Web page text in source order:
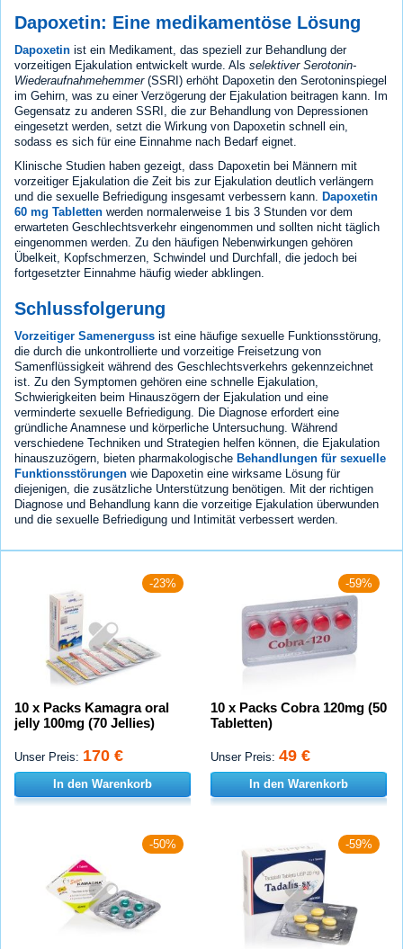
Dapoxetin: Eine medikamentöse Lösung
Dapoxetin ist ein Medikament, das speziell zur Behandlung der
vorzeitigen Ejakulation entwickelt wurde. Als selektiver Serotonin-
Wiederaufnahmehemmer(SSRI) erhöht Dapoxetin den Serotoninspiegel
im Gehirn, was zu einer Verzögerung der Ejakulation beitragen kann. Im
Gegensatz zu anderen SSRI, die zur Behandlung von Depressionen
eingesetzt werden, setzt die Wirkung von Dapoxetin schnell ein,
sodass es sich für eine Einnahme nach Bedarf eignet.
Klinische Studien haben gezeigt, dass Dapoxetin bei Männern mit
vorzeitiger Ejakulation die Zeit bis zur Ejakulation deutlich verlängern
und die sexuelle Befriedigung insgesamt verbessern kann. Dapoxetin
60 mg Tabletten werden normalerweise 1 bis 3 Stunden vor dem
erwarteten Geschlechtsverkehr eingenommen und sollten nicht täglich
eingenommen werden. Zu den häufigen Nebenwirkungen gehören
Übelkeit, Kopfschmerzen, Schwindel und Durchfall, die jedoch bei
fortgesetzter Einnahme häufig wieder abklingen.
Schlussfolgerung
Vorzeitiger Samenerguss ist eine häufige sexuelle Funktionsstörung,
die durch die unkontrollierte und vorzeitige Freisetzung von
Samenflüssigkeit während des Geschlechtsverkehrs gekennzeichnet
ist. Zu den Symptomen gehören eine schnelle Ejakulation,
Schwierigkeiten beim Hinauszögern der Ejakulation und eine
verminderte sexuelle Befriedigung. Die Diagnose erfordert eine
gründliche Anamnese und körperliche Untersuchung. Während
verschiedene Techniken und Strategien helfen können, die Ejakulation
hinauszuzögern, bieten pharmakologische Behandlungen für sexuelle
Funktionsstörungen wie Dapoxetin eine wirksame Lösung für
diejenigen, die zusätzliche Unterstützung benötigen. Mit der richtigen
Diagnose und Behandlung kann die vorzeitige Ejakulation überwunden
und die sexuelle Befriedigung und Intimität verbessert werden.
-23%
10 x Packs Kamagra oral
jelly 100mg (70 Jellies)
Unser Preis: 170 €
In den Warenkorb
-59%
10 x Packs Cobra 120mg (50
Tabletten)
Unser Preis: 49 €
In den Warenkorb
-50% -59%